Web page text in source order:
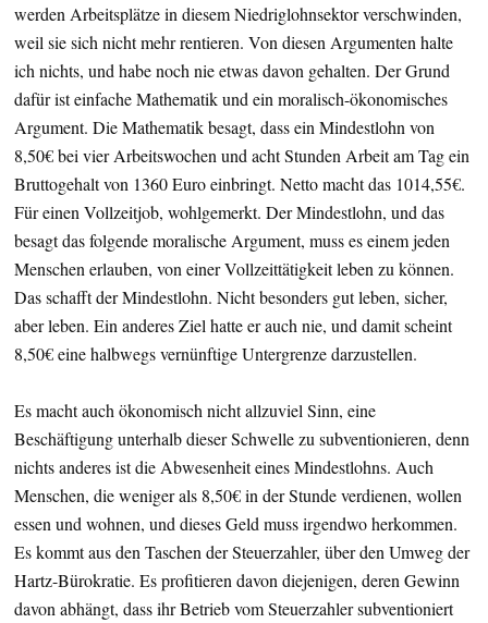
werden Arbeitsplätze in diesem Niedriglohnsektor verschwinden,
weil sie sich nicht mehr rentieren. Von diesen Argumenten halte
ich nichts, und habe noch nie etwas davon gehalten. Der Grund
dafür ist einfache Mathematik und ein moralisch-ökonomisches
Argument. Die Mathematik besagt, dass ein Mindestlohn von
8,50€ bei vier Arbeitswochen und acht Stunden Arbeit am Tag ein
Bruttogehalt von 1360 Euro einbringt. Netto macht das 1014,55€.
Für einen Vollzeitjob, wohlgemerkt. Der Mindestlohn, und das
besagt das folgende moralische Argument, muss es einem jeden
Menschen erlauben, von einer Vollzeittätigkeit leben zu können.
Das schafft der Mindestlohn. Nicht besonders gut leben, sicher,
aber leben. Ein anderes Ziel hatte er auch nie, und damit scheint
8,50€ eine halbwegs vernünftige Untergrenze darzustellen.
Es macht auch ökonomisch nicht allzuviel Sinn, eine
Beschäftigung unterhalb dieser Schwelle zu subventionieren, denn
nichts anderes ist die Abwesenheit eines Mindestlohns. Auch
Menschen, die weniger als 8,50€ in der Stunde verdienen, wollen
essen und wohnen, und dieses Geld muss irgendwo herkommen.
Es kommt aus den Taschen der Steuerzahler, über den Umweg der
Hartz-Bürokratie. Es profitieren davon diejenigen, deren Gewinn
davon abhängt, dass ihr Betrieb vom Steuerzahler subventioniert